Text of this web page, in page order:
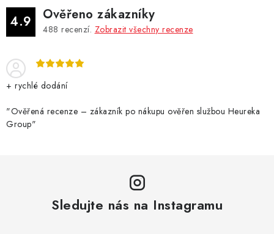
v
k
v
ý
p
i
s
v
á
n
4.9 Ověřeno zákazníky
488 recenzí. Zobrazit všechny recenze
+ rychlé dodání
"Ověřená recenze – zákazník po nákupu ověřen službou Heureka
Group"
Sledujte nás na Instagramu